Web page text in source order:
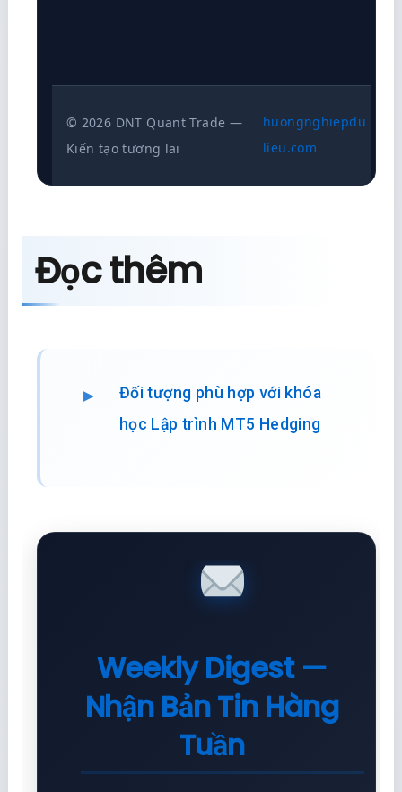
© 2026 DNT Quant Trade —
Kiến tạo tương lai
huongnghiepdu
lieu.com
Đọc thêm
Đối tượng phù hợp với khóa
học Lập trình MT5 Hedging
Weekly Digest —
Nhận Bản Tin Hàng
Tuần